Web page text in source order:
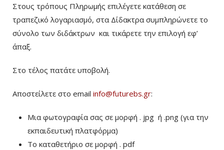
Στους τρόπους Πληρωμής επιλέγετε κατάθεση σε
τραπεζικό λογαριασμό, στα Δίδακτρα συμπληρώνετε το
σύνολο των διδάκτρων και τικάρετε την επιλογή εφ’
άπαξ.
Στο τέλος πατάτε υποβολή.
Αποστείλετε στο email info@futurebs.gr:
Μια φωτογραφία σας σε μορφή . jpg ή .png (για την
εκπαιδευτική πλατφόρμα)
To καταθετήριο σε μορφή . pdf